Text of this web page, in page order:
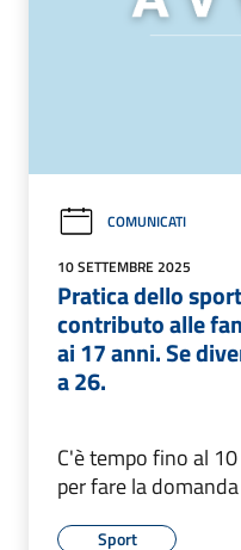
COMUNICATI
10 SETTEMBRE 2025
Pratica dello
contributo alle
ai 17 anni. Se
a 26.
C'è tempo fino al
per fare la domanda
Sport